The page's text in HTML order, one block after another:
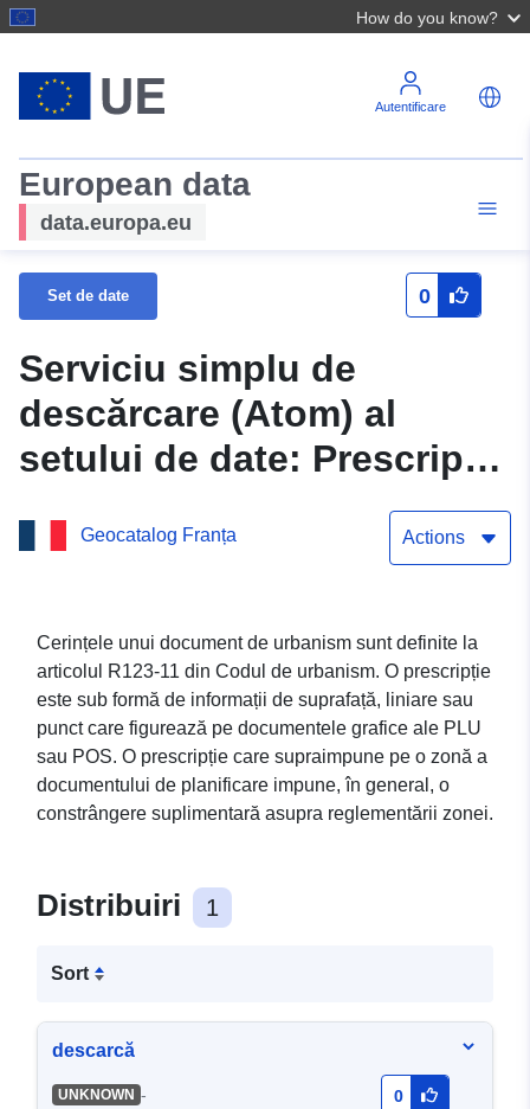
How do you know?
Autentificare
European data
data.europa.eu
Set de date 0
Serviciu simplu de
descărcare (Atom) al
setului de date: Prescripție
surfacială Betignicourt
POS Serviciu simplu de
setului de date: Prescripție
surfacială Betignicourt
POS
Geocatalog Franța Actions
Cerințele unui document de urbanism sunt definite la
articolul R123-11 din Codul de urbanism. O prescripție
este sub formă de informații de suprafață, liniare sau
punct care figurează pe documentele grafice ale PLU
sau POS. O prescripție care supraimpune pe o zonă a
documentului de planificare impune, în general, o
constrângere suplimentară asupra reglementării zonei.
Distribuiri 1
Sort
descarcă
UNKNOWN - 0